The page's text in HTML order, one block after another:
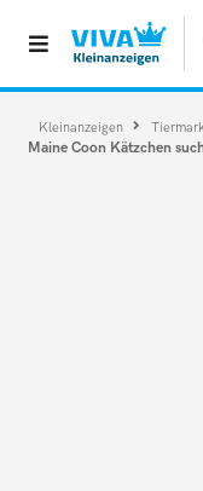
Kleinanzeigen
Maine Coon Kätzchen